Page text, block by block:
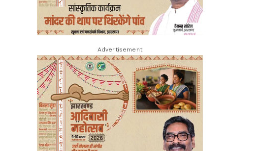
Advertisement